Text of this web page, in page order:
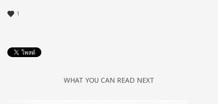
1
WHAT YOU CAN READ NEXT